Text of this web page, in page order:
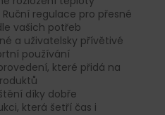
Ruční regulace pro přesné
vašich potřeb
a uživatelsky přívětivé
používání
které přidá na
díky dobře
která šetří čas i